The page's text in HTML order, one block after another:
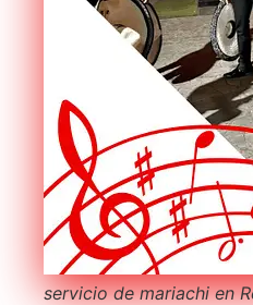
servicio de mariachi en